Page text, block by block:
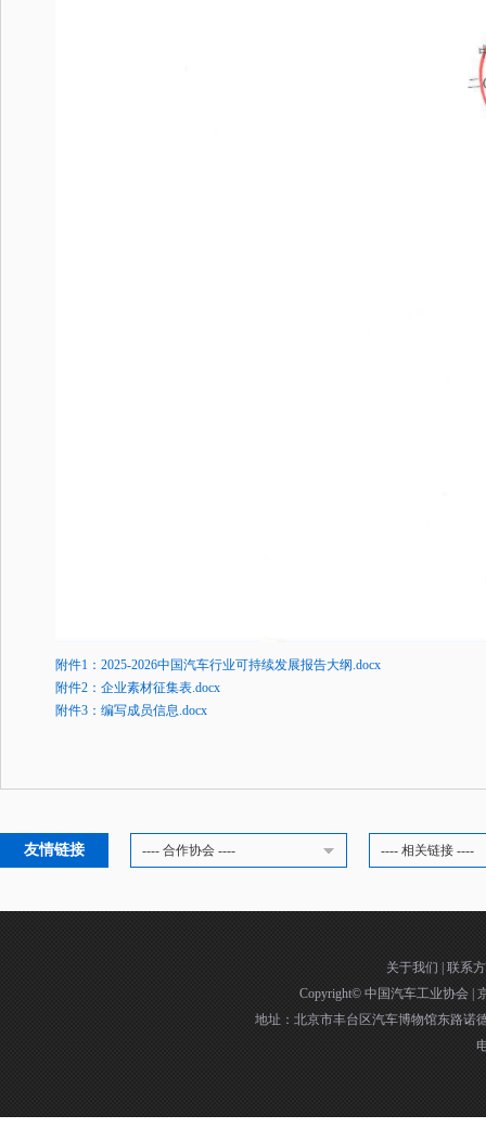
附件1：2025-2026中国汽车行业可持续发展报告大纲.docx
附件2：企业素材征集表.docx
附件3：编写成员信息.docx
友情链接 ---- 合作协会 ---- ---- 相关链接 ----
关于我们 | 联系
Copyright© 中国汽车工业协会 |
地址：北京市丰台区汽车博物馆东路诺